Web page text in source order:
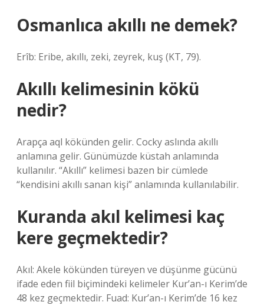
Osmanlıca akıllı ne demek?
Erîb: Eribe, akıllı, zeki, zeyrek, kuş (KT, 79).
Akıllı kelimesinin kökü
nedir?
Arapça aql kökünden gelir. Cocky aslında akıllı
anlamına gelir. Günümüzde küstah anlamında
kullanılır. “Akıllı” kelimesi bazen bir cümlede
“kendisini akıllı sanan kişi” anlamında kullanılabilir.
Kuranda akıl kelimesi kaç
kere geçmektedir?
Akıl: Akele kökünden türeyen ve düşünme gücünü
ifade eden fiil biçimindeki kelimeler Kur’an-ı Kerim’de
48 kez geçmektedir. Fuad: Kur’an-ı Kerim’de 16 kez